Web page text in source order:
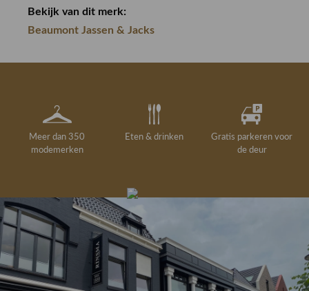
Bekijk van dit merk:
Beaumont Jassen & Jacks
Meer dan 350
modemerken
Eten & drinken
Gratis parkeren voor
de deur
drankje
Gratis retourneren in
de winkel
Deskundig
kledingadvies